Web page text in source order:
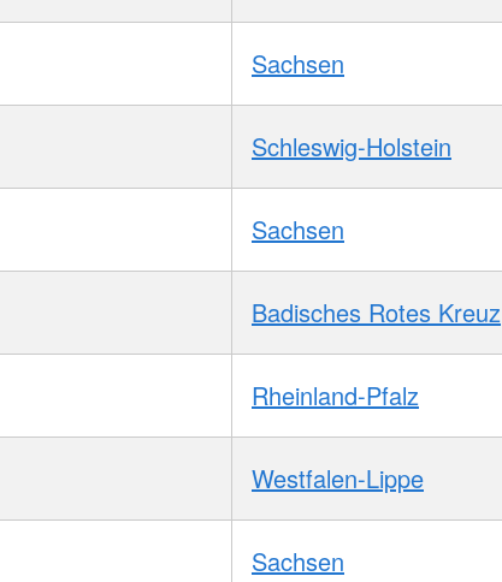
Sachsen
Schleswig-Holstein
Sachsen
Badisches Rotes Kreuz
Rheinland-Pfalz
Westfalen-Lippe
Sachsen